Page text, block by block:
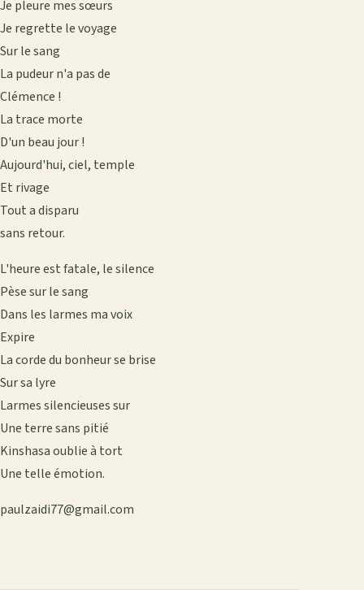
Je pleure mes sœurs
Je regrette le voyage
Sur le sang
La pudeur n'a pas de
Clémence !
La trace morte
D'un beau jour !
Aujourd'hui, ciel, temple
Et rivage
Tout a disparu
sans retour.
L'heure est fatale, le silence
Pèse sur le sang
Dans les larmes ma voix
Expire
La corde du bonheur se brise
Sur sa lyre
Larmes silencieuses sur
Une terre sans pitié
Kinshasa oublie à tort
Une telle émotion.
paulzaidi77@gmail.com